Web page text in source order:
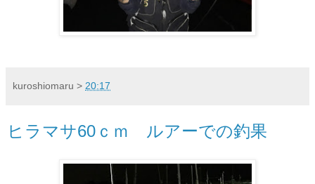
kuroshiomaru > 20:17
ヒラマサ60ｃｍ ルアーでの釣果